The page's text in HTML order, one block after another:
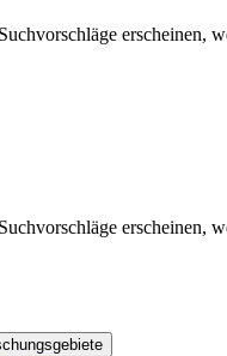
Suchvorschläge erscheinen,
Suchvorschläge erscheinen,